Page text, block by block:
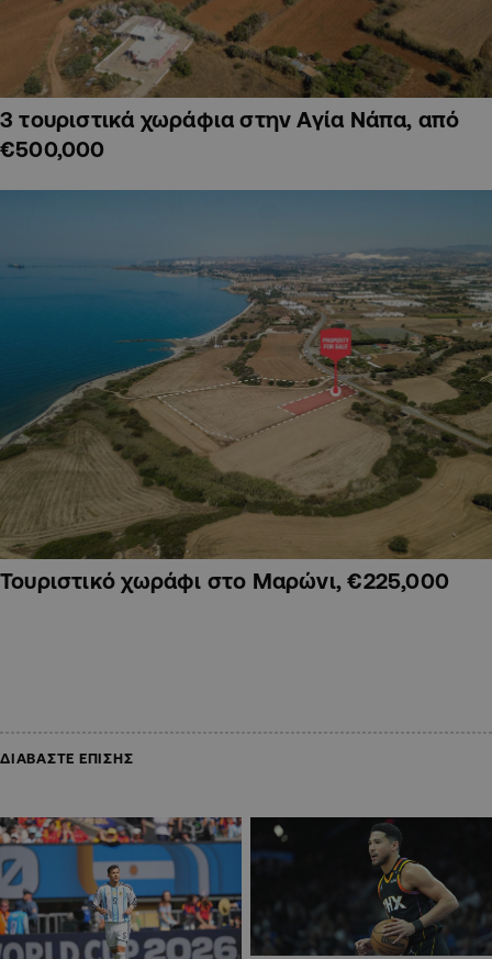
3 τουριστικά χωράφια στην Αγία Νάπα, από
€500,000
Τουριστικό χωράφι στο Μαρώνι, €225,000
ΔΙΑΒΑΣΤΕ ΕΠΙΣΗΣ